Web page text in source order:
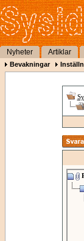
Nyheter Artiklar
Bevakningar